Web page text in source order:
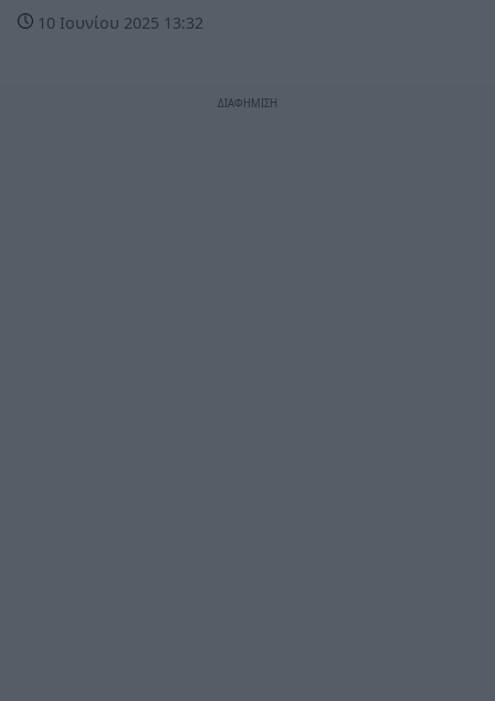
10 Ιουνίου 2025 13:32